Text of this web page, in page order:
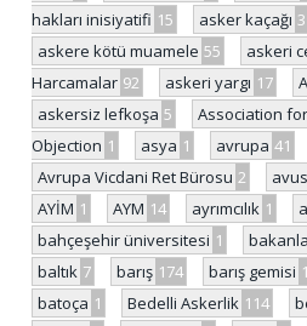
hakları inisiyatifi 15 asker kaçağı
askere kötü muamele 55 askeri
Harcamalar 92 askeri yargı 17
askersiz lefkoşa 5
Association
Objection 1 asya 1 avrupa 41
Avrupa Vicdani Ret Bürosu 2
AYİM 1 AYM 14 ayrımcılık 1
bahçeşehir üniversitesi 1
baltık 7 barış 174 barış gemisi 1
batoça 1 Bedelli Askerlik 114